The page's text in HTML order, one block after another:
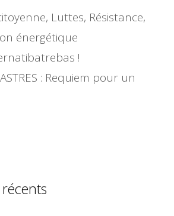
, Luttes, Résistance,
énergétique
!
: Requiem pour un